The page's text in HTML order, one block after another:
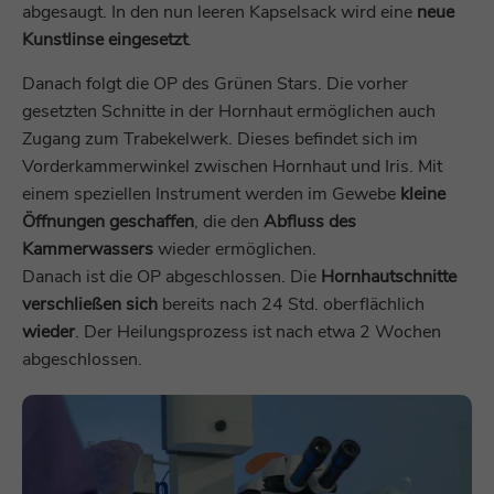
abgesaugt. In den nun leeren Kapselsack wird eine neue
Kunstlinse eingesetzt.
Danach folgt die OP des Grünen Stars. Die vorher
gesetzten Schnitte in der Hornhaut ermöglichen auch
Zugang zum Trabekelwerk. Dieses befindet sich im
Vorderkammerwinkel zwischen Hornhaut und Iris. Mit
einem speziellen Instrument werden im Gewebe kleine
Öffnungen geschaffen, die den Abfluss des
Kammerwasserswieder ermöglichen.
Danach ist die OP abgeschlossen. Die Hornhautschnitte
verschließen sich bereits nach 24 Std. oberflächlich
wieder. Der Heilungsprozess ist nach etwa 2 Wochen
abgeschlossen.
Zweck
Forgery (CSRF) für die vom Besucher
getätigten AJAX-Aufrufe zu vermeiden.
Name uesign
Anbieter Zoho SalesIQ
Laufzeit 1 Monat
Zweck
Dieses Cookie wird verwendet, um die
Sicherheit der Anwendungen zu verwalten.
Name
Laufzeit Sitzungsende
Sitzung für eine vollständige
Nachverfolgung zu identifizieren.
Name zabUserID
Anbieter
Laufzeit 1 Jahr
Zweck
Dient der Identifizierung einzelner
Besucher sowie dem Status von neuen
und wiederkehrenden Besuchern.
Name
Zoho PageSense
1 Jahr